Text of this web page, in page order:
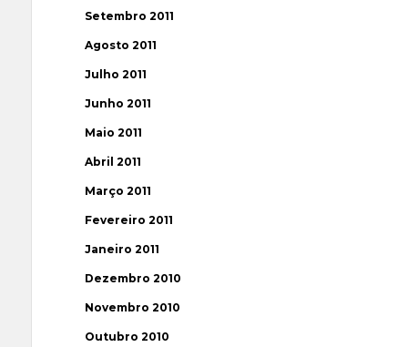
Setembro 2011
Agosto 2011
Julho 2011
Junho 2011
Maio 2011
Abril 2011
Março 2011
Fevereiro 2011
Janeiro 2011
Dezembro 2010
Novembro 2010
Outubro 2010